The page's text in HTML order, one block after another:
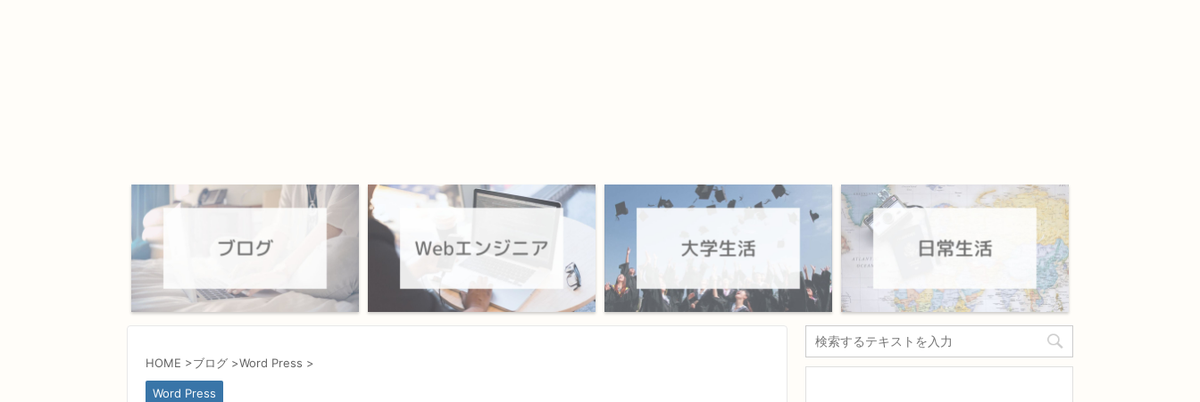
HOME >ブログ >Word Press >
Word Press